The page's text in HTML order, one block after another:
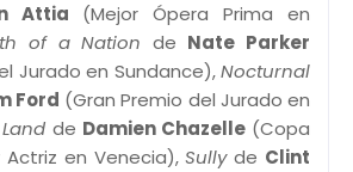
Attia (Mejor Ópera Prima en
of a Nation de Nate Parker
Jurado en Sundance),Nocturnal
Ford (Gran Premio del Jurado en
de Damien Chazelle(Copa
Actriz en Venecia),Sullyde Clint